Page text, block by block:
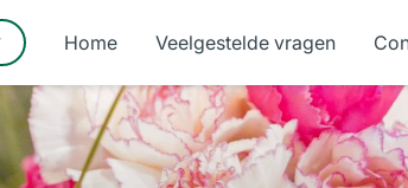
Home Veelgestelde vragen